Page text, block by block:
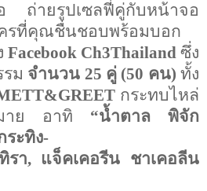
ถ่ายรูปเซลฟี่คู่กับหน้าจอ
รที่คุณชื่นชอบพร้อมบอก
Facebook Ch3Thailand ซึ่ง
ม จำนวน 25 คู่ (50 คน)ทั้ง
กระทบไหล่
มาย อาทิ “น้ำตาล พิจัก
ระทิง-
รา,แจ็คเคอรีน ชาเคอลีน